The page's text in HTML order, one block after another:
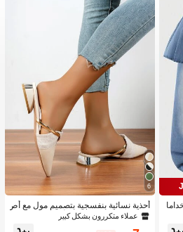
6
أحذية نسائية بنفسجية بتصميم مول مع أص
بع مدبب وكعب منخفض، أحذية من الجلد ا
عملاء متكررون بشكل كبير